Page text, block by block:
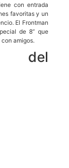
con entrada
favoritas y un
El Frontman
de 8” que
amigos.
del